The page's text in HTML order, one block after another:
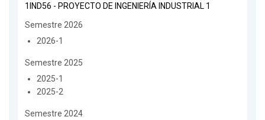
1IND56 - PROYECTO DE INGENIERÍA INDUSTRIAL 1
Semestre 2026
2026-1
Semestre 2025
2025-1
2025-2
Semestre 2024